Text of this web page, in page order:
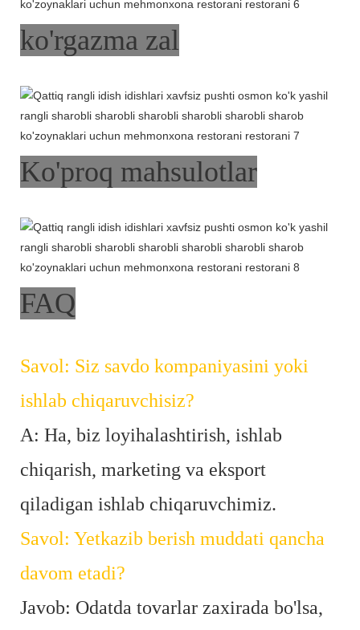
ko'rgazma zal
Ko'proq mahsulotlar
FAQ
Savol: Siz savdo kompaniyasini yoki
ishlab chiqaruvchisiz?
A: Ha, biz loyihalashtirish, ishlab
chiqarish, marketing va eksport
qiladigan ishlab chiqaruvchimiz.
Savol: Yetkazib berish muddati qancha
davom etadi?
Javob: Odatda tovarlar zaxirada bo'lsa,